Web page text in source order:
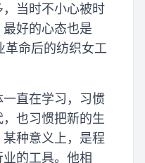
当时不小心被时
好的心态也是
革命后的纺织女工
直在学习，习惯
也习惯把新的生
种意义上，是程
的工具。他相